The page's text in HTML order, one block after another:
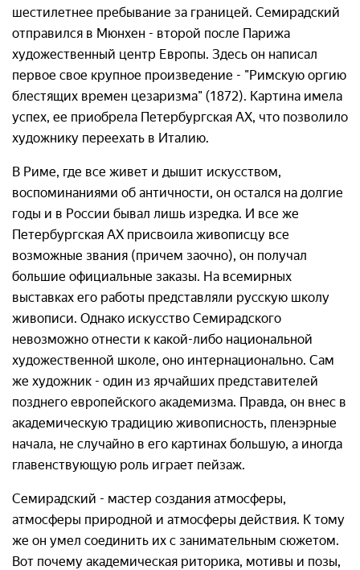
шестилетнее пребывание за границей. Семирадский
отправился в Мюнхен - второй после Парижа
художественный центр Европы. Здесь он написал
первое свое крупное произведение - "Римскую оргию
блестящих времен цезаризма" (1872). Картина имела
успех, ее приобрела Петербургская АХ, что позволило
художнику переехать в Италию.
В Риме, где все живет и дышит искусством,
воспоминаниями об античности, он остался на долгие
годы и в России бывал лишь изредка. И все же
Петербургская АХ присвоила живописцу все
возможные звания (причем заочно), он получал
большие официальные заказы. На всемирных
выставках его работы представляли русскую школу
живописи. Однако искусство Семирадского
невозможно отнести к какой-либо национальной
художественной школе, оно интернационально. Сам
же художник - один из ярчайших представителей
позднего европейского академизма. Правда, он внес в
академическую традицию живописность, пленэрные
начала, не случайно в его картинах большую, а иногда
главенствующую роль играет пейзаж.
Семирадский - мастер создания атмосферы,
атмосферы природной и атмосферы действия. К тому
же он умел соединить их с занимательным сюжетом.
Вот почему академическая риторика, мотивы и позы,